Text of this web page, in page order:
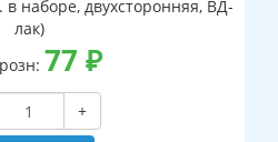
наборе, двухсторонняя, ВД-
лак)
77 ₽
+